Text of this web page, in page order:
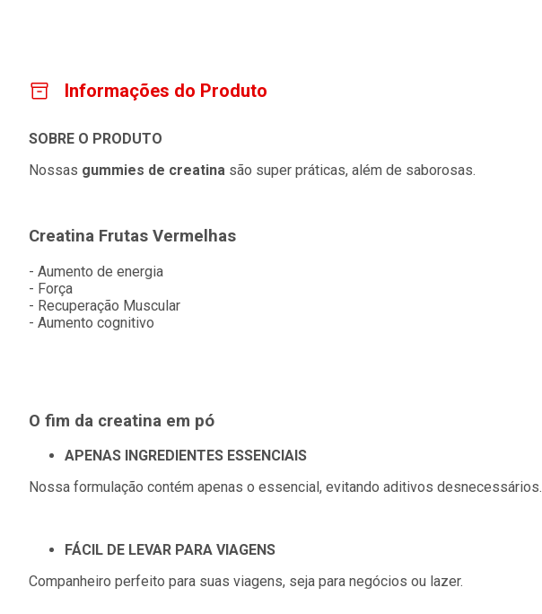
Informações do Produto
SOBRE O PRODUTO
Nossas gummies de creatina são super práticas, além de saborosas.
Creatina Frutas Vermelhas
- Aumento de energia
- Força
- Recuperação Muscular
- Aumento cognitivo
O fim da creatina em pó
APENAS INGREDIENTES ESSENCIAIS
Nossa formulação contém apenas o essencial, evitando aditivos desnecessários.
FÁCIL DE LEVAR PARA VIAGENS
Companheiro perfeito para suas viagens, seja para negócios ou lazer.